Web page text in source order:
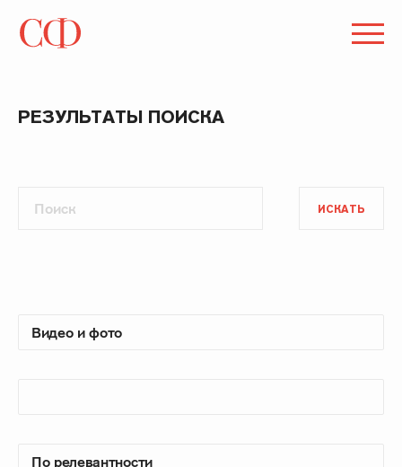
РЕЗУЛЬТАТЫ ПОИСКА
ИСКАТЬ